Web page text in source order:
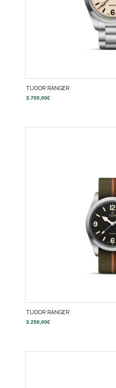
TUDOR RANGER
3.700,00€
TUDOR RANGER
3.250,00€